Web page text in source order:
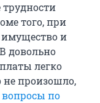
того, при
и
довольно
легко
не произошло,
по